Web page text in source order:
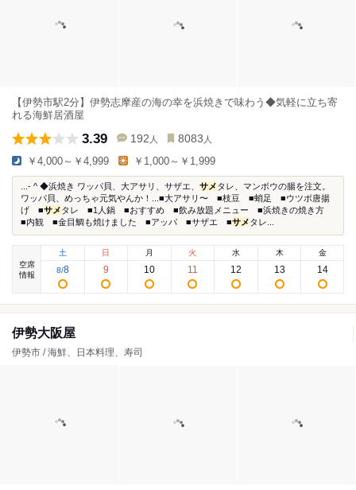
【伊勢市駅2分】伊勢志摩産の海の幸を浜焼きで味わう◆気軽に立ち寄
れる海鮮居酒屋
3.39 192 人 8083 人
￥4,000～￥4,999 ￥1,000～￥1,999
...- ^ ◆浜焼き ワッパ貝、大アサリ、サザエ、 サメタレ、マンボウの腸を注文。
ワッパ貝、めっちゃ元気やんか！...■大アサリ〜 ■枝豆 ■蛸足 ■ウツボ唐揚
げ ■サメタレ ■1人鍋 ■おすすめ ■飲み放題メニュー ■浜焼きの焼き方
■内観 ■金目鯛も焼けました ■アッパ ■サザエ ■サメタレ...
空席
情報
土
8/8
日
9
月
10
火
11
水
12
木
13
金
14
伊勢大阪屋
伊勢市 / 海鮮、日本料理、寿司